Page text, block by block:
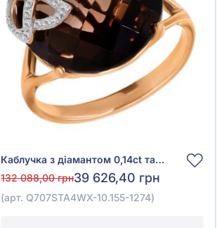
Каблучка з діамантом 0,14ct та димчастим кварцом 10,48ct із червоного золота 585°, арт. Q707STA4WX-10.155-1274
132 088,00 грн39 626,40 грн
(арт. Q707STA4WX-10.155-1274)